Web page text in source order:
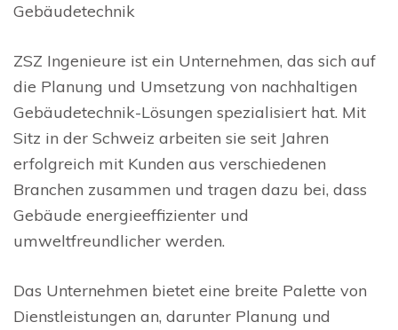
Gebäudetechnik
ZSZ Ingenieure ist ein Unternehmen, das sich auf
die Planung und Umsetzung von nachhaltigen
Gebäudetechnik-Lösungen spezialisiert hat. Mit
Sitz in der Schweiz arbeiten sie seit Jahren
erfolgreich mit Kunden aus verschiedenen
Branchen zusammen und tragen dazu bei, dass
Gebäude energieeffizienter und
umweltfreundlicher werden.
Das Unternehmen bietet eine breite Palette von
Dienstleistungen an, darunter Planung und